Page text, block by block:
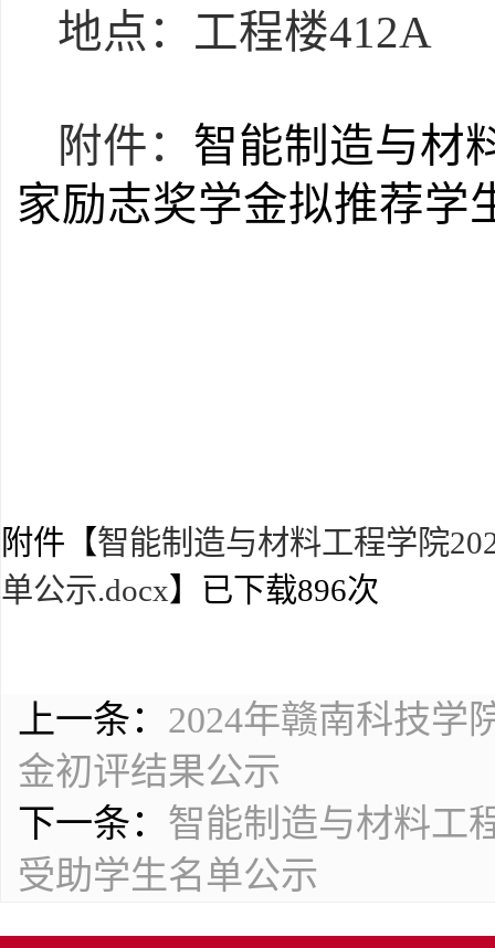
地点：工程楼412A
附件： 智能制造与材
家励志奖学金拟推荐学
附件【智能制造与材料工程学院
单公示.docx】已下载896次
上一条： 2024年赣南科技学
金初评结果公示
下一条： 智能制造与材料工
受助学生名单公示